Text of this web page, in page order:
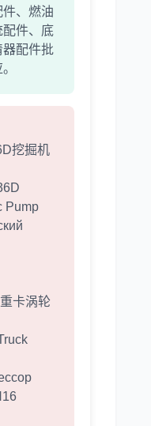
、燃油
配件、底
器配件批
挖掘机
Pump
卡涡轮